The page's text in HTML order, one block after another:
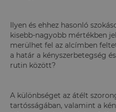
Ilyen és ehhez hasonló
kisebb-nagyobb mértékben
merülhet fel az alcímben
a határ a kényszerbetegség
rutin között?
A különbséget az átélt
tartósságában, valamint a